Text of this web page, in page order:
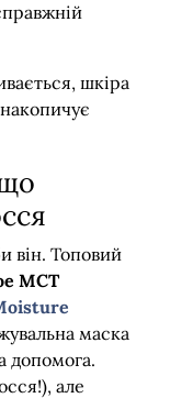
шкіра
він. Топовий
MCT
маска
допомога.
але